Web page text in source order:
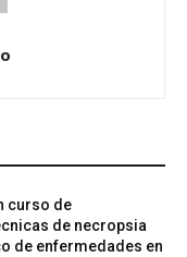
curso de
de necropsia
de enfermedades en